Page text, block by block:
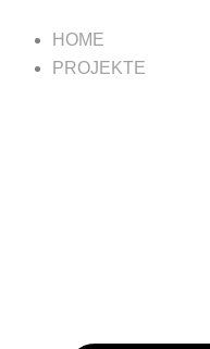
HOME
PROJEKTE